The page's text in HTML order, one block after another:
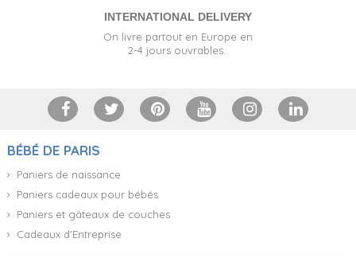
INTERNATIONAL DELIVERY
On livre partout en Europe en
2-4 jours ouvrables..
BÉBÉ DE PARIS
Paniers de naissance
Paniers cadeaux pour bébés
Paniers et gâteaux de couches
Cadeaux d'Entreprise